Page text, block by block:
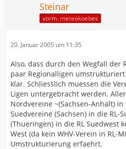
Steinar
vorm. meteokoebes
20. Januar 2005 um 11:35
Also, dass durch den Wegfall der
paar Regionalligen
klar. Schliesslich muessen die
Ligen untergebracht werden.
Nordvereine ~(Sachsen-Anhalt) in
Suedvereine (Sachsen) in die RL-
(Thueringen) in die RL Suedwest
West (da kein WHV-Verein in RL-
Umstrukturierung erfaehrt.